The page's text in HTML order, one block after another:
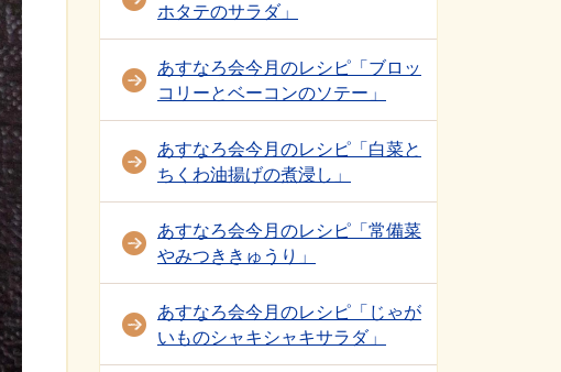
ホタテのサラダ」
あすなろ会今月のレシピ「ブロッ
コリーとベーコンのソテー」
あすなろ会今月のレシピ「白菜と
ちくわ油揚げの煮浸し」
あすなろ会今月のレシピ「常備菜
やみつききゅうり」
あすなろ会今月のレシピ「じゃが
いものシャキシャキサラダ」